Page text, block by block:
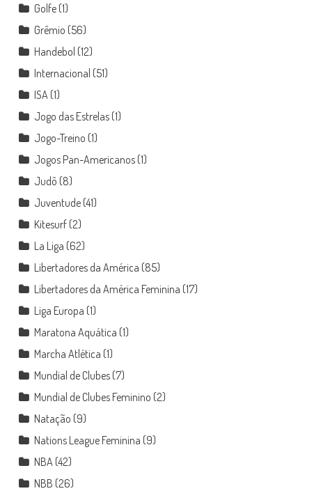
Golfe(1)
Grêmio (56)
Handebol (12)
Internacional (51)
ISA (1)
Jogo das Estrelas(1)
Jogo-Treino (1)
Jogos Pan-Americanos(1)
Judô (8)
Juventude(41)
Kitesurf(2)
La Liga (62)
Libertadores da América (85)
Libertadores da América Feminina (17)
Liga Europa (1)
Maratona Aquática (1)
Marcha Atlética (1)
Mundial de Clubes(7)
Mundial de Clubes Feminino (2)
Natação (9)
Nations League Feminina (9)
NBA (42)
NBB (26)